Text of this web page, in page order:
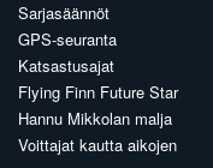
Sarjasäännöt
GPS-seuranta
Katsastusajat
Flying Finn Future Star
Hannu Mikkolan malja
Voittajat kautta aikojen